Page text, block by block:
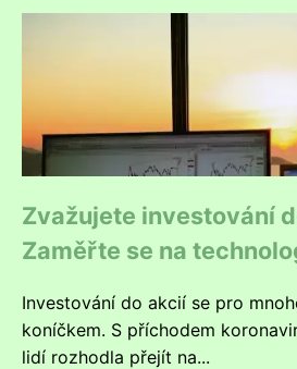
Zvažujete investování
Zaměřte se na
Investování do akcií se pro
koníčkem. S příchodem
lidí rozhodla přejít na...